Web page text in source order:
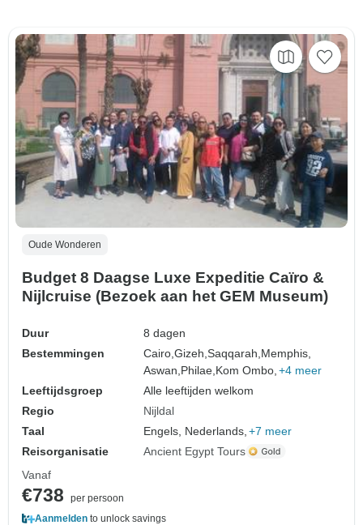
Oude Wonderen
Budget 8 Daagse Luxe Expeditie Caïro &
Nijlcruise (Bezoek aan het GEM Museum)
Duur
8 dagen
Bestemmingen
Cairo,Gizeh,Saqqarah, Memphis,
Aswan, Philae, Kom Ombo, +4 meer
Leeftijdsgroep
Alle leeftijden welkom
Regio
Nijldal
Taal
Engels, Nederlands, +7 meer
Reisorganisatie
Ancient Egypt Tours
Vanaf
€738
per persoon
Aanmelden to unlock savings